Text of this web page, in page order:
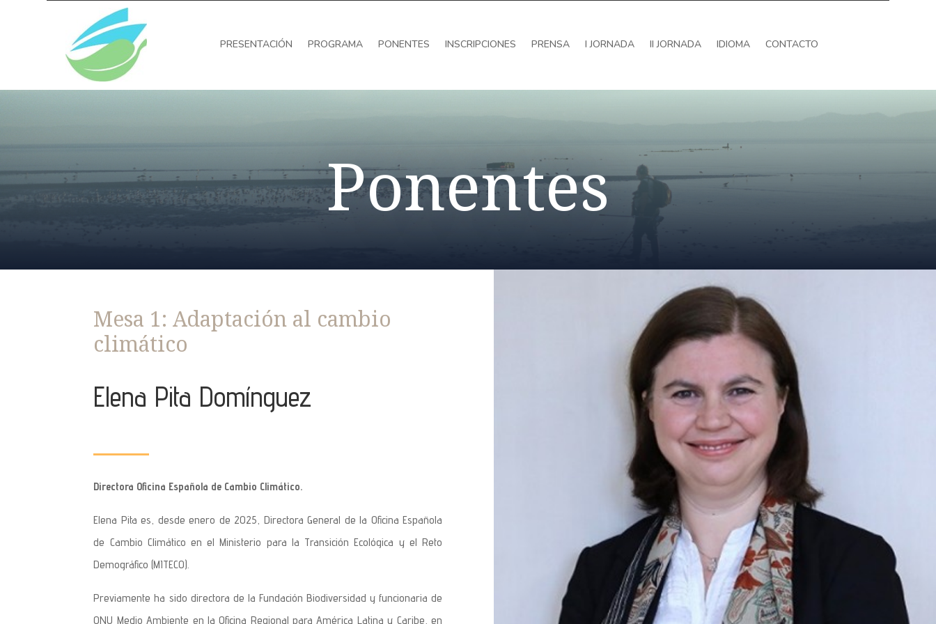
PRESENTACIÓN PROGRAMA PONENTES INSCRIPCIONES PRENSA I JORNADA II JORNADA IDIOMA CONTACTO
Ponentes
Mesa 1: Adaptación al cambio
climático
Elena Pita Domínguez
Directora Oficina Española de Cambio Climático.
Elena Pita es, desde enero de 2025, Directora General de la Oficina Española
de Cambio Climático en el Ministerio para la Transición Ecológica y el Reto
Demográfico (MITECO).
Previamente ha sido directora de la Fundación Biodiversidad y funcionaria de
ONU Medio Ambiente en la Oficina Regional para América Latina y Caribe, en